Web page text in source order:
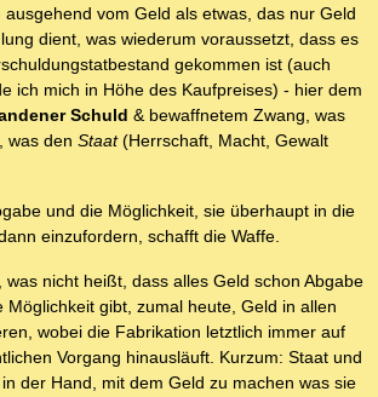
vom Geld als etwas, das nur Geld
dient, was wiederum voraussetzt, dass es
gekommen ist (auch
ich mich in Höhe des Kaufpreises) - hier dem
Schuld & bewaffnetem Zwang, was
was den Staat(Herrschaft, Macht, Gewalt
und die Möglichkeit, sie überhaupt in die
einzufordern, schafft die Waffe.
was nicht heißt, dass alles Geld schon Abgabe
Möglichkeit gibt, zumal heute, Geld in allen
wobei die Fabrikation letztlich immer auf
Vorgang hinausläuft. Kurzum: Staat und
der Hand, mit dem Geld zu machen was sie